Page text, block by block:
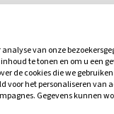
van onze
te tonen en om u een
de cookies die we
voor het personaliseren van
Gegevens kunnen